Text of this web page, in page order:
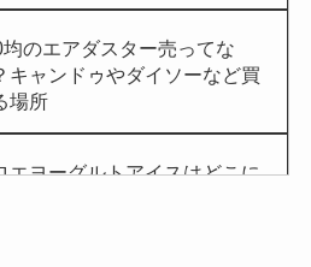
均のエアダスター売ってな
キャンドゥやダイソーなど買
場所
エヨーグルトアイスはどこに